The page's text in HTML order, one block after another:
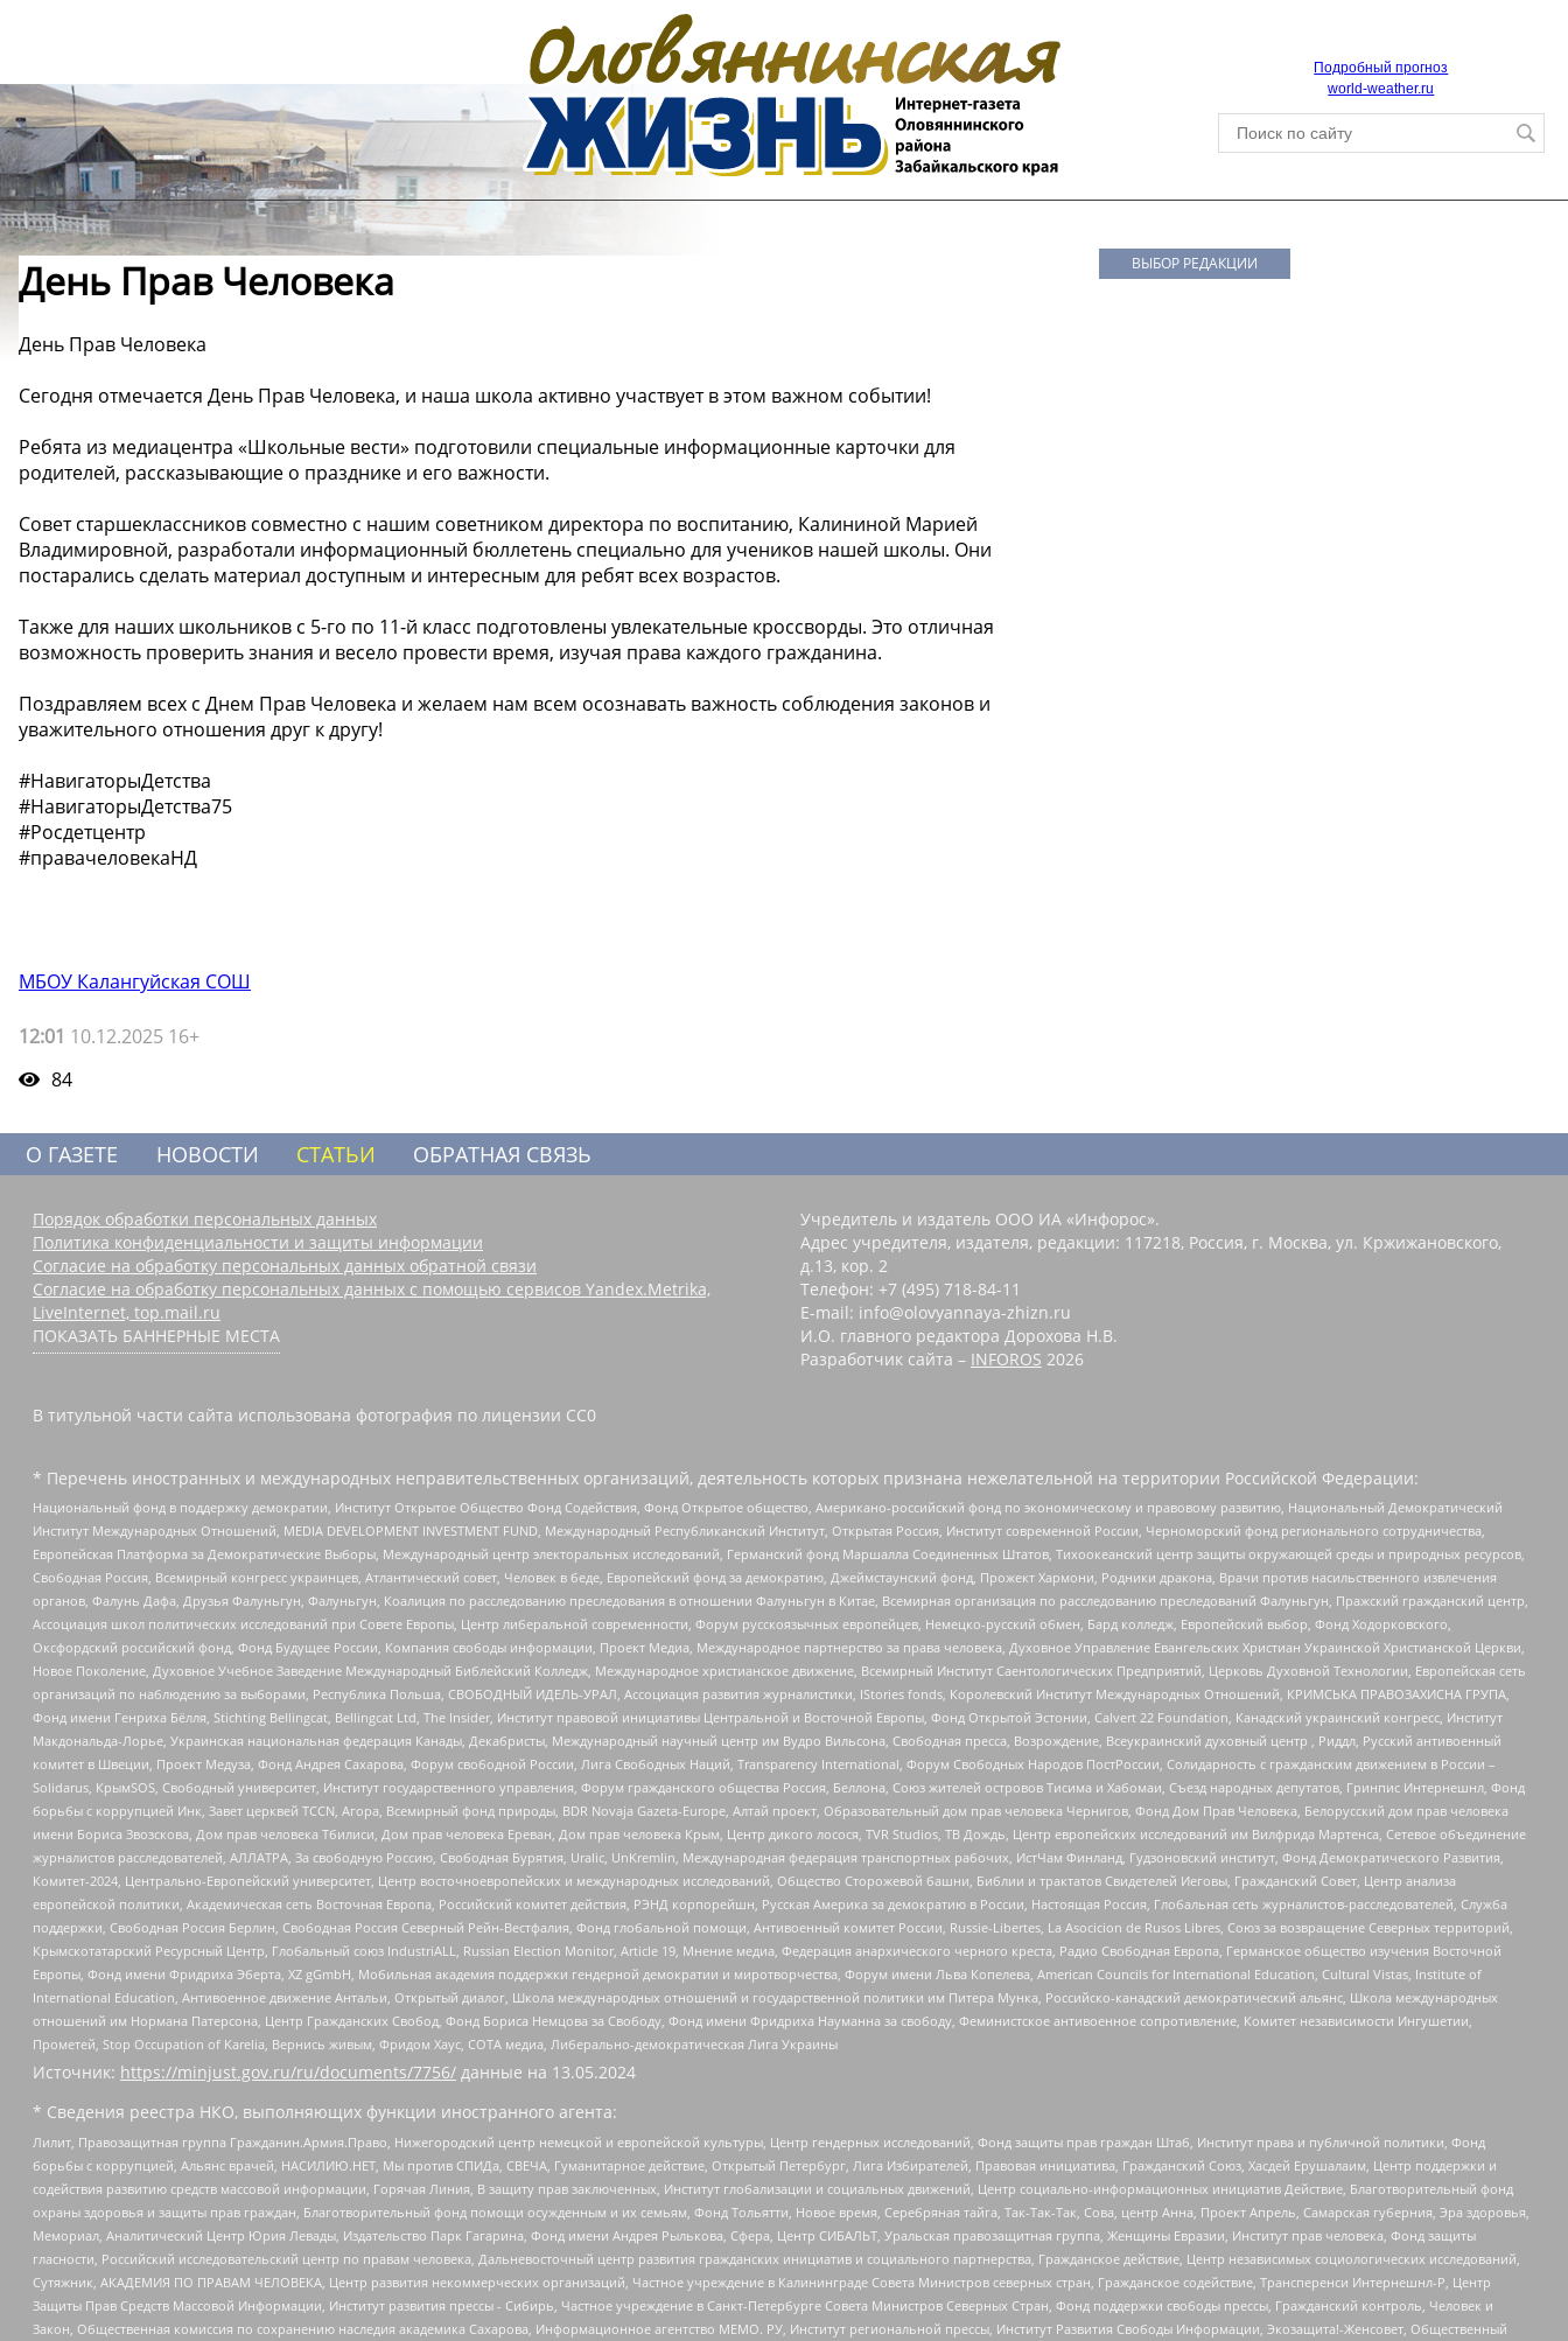
Подробный прогноз
world-weather.ru
День Прав Человека
День Прав Человека
Сегодня отмечается День Прав Человека, и наша школа активно участвует в этом важном событии!
Ребята из медиацентра «Школьные вести» подготовили специальные информационные карточки для
родителей, рассказывающие о празднике и его важности.
Совет старшеклассников совместно с нашим советником директора по воспитанию, Калининой Марией
Владимировной, разработали информационный бюллетень специально для учеников нашей школы. Они
постарались сделать материал доступным и интересным для ребят всех возрастов.
Также для наших школьников с 5-го по 11-й класс подготовлены увлекательные кроссворды. Это отличная
возможность проверить знания и весело провести время, изучая права каждого гражданина.
Поздравляем всех с Днем Прав Человека и желаем нам всем осознавать важность соблюдения законов и
уважительного отношения друг к другу!
#НавигаторыДетства
#НавигаторыДетства75
#Росдетцентр
#правачеловекаНД
МБОУ Калангуйская СОШ
12:01 10.12.2025 16+
84
ВЫБОР РЕДАКЦИИ
О ГАЗЕТЕ НОВОСТИ СТАТЬИ ОБРАТНАЯ СВЯЗЬ
Порядок обработки персональных данных
Политика конфиденциальности и защиты информации
Согласие на обработку персональных данных обратной связи
Согласие на обработку персональных данных с помощью сервисов Yandex.Metrika,
LiveInternet, top.mail.ru
ПОКАЗАТЬ БАННЕРНЫЕ МЕСТА
Учредитель и издатель ООО ИА «Инфорос».
Адрес учредителя, издателя, редакции: 117218, Россия, г. Москва, ул. Кржижановского,
д.13, кор. 2
Телефон: +7 (495) 718-84-11
E-mail: info@olovyannaya-zhizn.ru
И.О. главного редактора Дорохова Н.В.
Разработчик сайта – INFOROS 2026
В титульной части сайта использована фотография по лицензии CC0 ‌
* Перечень иностранных и международных неправительственных организаций, деятельность которых признана нежелательной на территории Российской Федерации:
Национальный фонд в поддержку демократии, Институт Открытое Общество Фонд Содействия, Фонд Открытое общество, Американо-российский фонд по экономическому и правовому развитию, Национальный Демократический
Институт Международных Отношений, MEDIA DEVELOPMENT INVESTMENT FUND, Международный Республиканский Институт, Открытая Россия, Институт современной России, Черноморский фонд регионального сотрудничества,
Европейская Платформа за Демократические Выборы, Международный центр электоральных исследований, Германский фонд Маршалла Соединенных Штатов, Тихоокеанский центр защиты окружающей среды и природных ресурсов,
Свободная Россия, Всемирный конгресс украинцев, Атлантический совет, Человек в беде, Европейский фонд за демократию, Джеймстаунский фонд, Прожект Хармони, Родники дракона, Врачи против насильственного извлечения
органов, Фалунь Дафа, Друзья Фалуньгун, Фалуньгун, Коалиция по расследованию преследования в отношении Фалуньгун в Китае, Всемирная организация по расследованию преследований Фалуньгун, Пражский гражданский центр,
Ассоциация школ политических исследований при Совете Европы, Центр либеральной современности, Форум русскоязычных европейцев, Немецко-русский обмен, Бард колледж, Европейский выбор, Фонд Ходорковского,
Оксфордский российский фонд, Фонд Будущее России, Компания свободы информации, Проект Медиа, Международное партнерство за права человека, Духовное Управление Евангельских Христиан Украинской Христианской Церкви,
Новое Поколение, Духовное Учебное Заведение Международный Библейский Колледж, Международное христианское движение, Всемирный Институт Саентологических Предприятий, Церковь Духовной Технологии, Европейская сеть
организаций по наблюдению за выборами, Республика Польша, СВОБОДНЫЙ ИДЕЛЬ-УРАЛ, Ассоциация развития журналистики, IStories fonds, Королевский Институт Международных Отношений, КРИМСЬКА ПРАВОЗАХИСНА ГРУПА,
Фонд имени Генриха Бёлля, Stichting Bellingcat, Bellingcat Ltd, The Insider, Институт правовой инициативы Центральной и Восточной Европы, Фонд Открытой Эстонии, Calvert 22 Foundation, Канадский украинский конгресс, Институт
Макдональда-Лорье, Украинская национальная федерация Канады, Декабристы, Международный научный центр им Вудро Вильсона, Свободная пресса, Возрождение, Всеукраинский духовный центр , Риддл, Русский антивоенный
комитет в Швеции, Проект Медуза, Фонд Андрея Сахарова, Форум свободной России, Лига Свободных Наций, Transparеncy International, Форум Свободных Народов ПостРоссии, Солидарность с гражданским движением в России –
Solidarus, КрымSOS, Свободный университет, Институт государственного управления, Форум гражданского общества Россия, Беллона, Союз жителей островов Тисима и Хабомаи, Съезд народных депутатов, Гринпис Интернешнл, Фонд
борьбы с коррупцией Инк, Завет церквей TCCN, Агора, Всемирный фонд природы, BDR Novaja Gazeta-Europe, Алтай проект, Образовательный дом прав человека Чернигов, Фонд Дом Прав Человека, Белорусский дом прав человека
имени Бориса Звозскова, Дом прав человека Тбилиси, Дом прав человека Ереван, Дом прав человека Крым, Центр дикого лосося, TVR Studios, ТВ Дождь, Центр европейских исследований им Вилфрида Мартенса, Сетевое объединение
журналистов расследователей, АЛЛАТРА, За свободную Россию, Свободная Бурятия, Uralic, UnKremlin, Международная федерация транспортных рабочих, ИстЧам Финланд, Гудзоновский институт, Фонд Демократического Развития,
Комитет-2024, Центрально-Европейский университет, Центр восточноевропейских и международных исследований, Общество Сторожевой башни, Библии и трактатов Свидетелей Иеговы, Гражданский Совет, Центр анализа
европейской политики, Академическая сеть Восточная Европа, Российский комитет действия, РЭНД корпорейшн, Русская Америка за демократию в России, Настоящая Россия, Глобальная сеть журналистов-расследователей, Служба
поддержки, Свободная Россия Берлин, Свободная Россия Северный Рейн-Вестфалия, Фонд глобальной помощи, Антивоенный комитет России, Russie-Libertes, La Asocicion de Rusos Libres, Союз за возвращение Северных территорий,
Крымскотатарский Ресурсный Центр, Глобальный союз IndustriALL, Russian Election Monitor, Article 19, Мнение медиа, Федерация анархического черного креста, Радио Свободная Европа, Германское общество изучения Восточной
Европы, Фонд имени Фридриха Эберта, XZ gGmbH, Мобильная академия поддержки гендерной демократии и миротворчества, Форум имени Льва Копелева, American Councils for International Education, Cultural Vistas, Institute of
International Education, Антивоенное движение Антальи, Открытый диалог, Школа международных отношений и государственной политики им Питера Мунка, Российско-канадский демократический альянс, Школа международных
отношений им Нормана Патерсона, Центр Гражданских Свобод, Фонд Бориса Немцова за Свободу, Фонд имени Фридриха Науманна за свободу, Феминистское антивоенное сопротивление, Комитет независимости Ингушетии,
Прометей, Stop Occupation of Karelia, Вернись живым, Фридом Хаус, СОТА медиа, Либерально-демократическая Лига Украины
Источник: https://minjust.gov.ru/ru/documents/7756/ данные на 13.05.2024
* Сведения реестра НКО, выполняющих функции иностранного агента:
Лилит, Правозащитная группа Гражданин.Армия.Право, Нижегородский центр немецкой и европейской культуры, Центр гендерных исследований, Фонд защиты прав граждан Штаб, Институт права и публичной политики, Фонд
борьбы с коррупцией, Альянс врачей, НАСИЛИЮ.НЕТ, Мы против СПИДа, СВЕЧА, Гуманитарное действие, Открытый Петербург, Лига Избирателей, Правовая инициатива, Гражданский Союз, Хасдей Ерушалаим, Центр поддержки и
содействия развитию средств массовой информации, Горячая Линия, В защиту прав заключенных, Институт глобализации и социальных движений, Центр социально-информационных инициатив Действие, Благотворительный фонд
охраны здоровья и защиты прав граждан, Благотворительный фонд помощи осужденным и их семьям, Фонд Тольятти, Новое время, Серебряная тайга, Так-Так-Так, Сова, центр Анна, Проект Апрель, Самарская губерния, Эра здоровья,
Мемориал, Аналитический Центр Юрия Левады, Издательство Парк Гагарина, Фонд имени Андрея Рылькова, Сфера, Центр СИБАЛЬТ, Уральская правозащитная группа, Женщины Евразии, Институт прав человека, Фонд защиты
гласности, Российский исследовательский центр по правам человека, Дальневосточный центр развития гражданских инициатив и социального партнерства, Гражданское действие, Центр независимых социологических исследований,
Сутяжник, АКАДЕМИЯ ПО ПРАВАМ ЧЕЛОВЕКА, Центр развития некоммерческих организаций, Частное учреждение в Калининграде Совета Министров северных стран, Гражданское содействие, Трансперенси Интернешнл-Р, Центр
Защиты Прав Средств Массовой Информации, Институт развития прессы - Сибирь, Частное учреждение в Санкт-Петербурге Совета Министров Северных Стран, Фонд поддержки свободы прессы, Гражданский контроль, Человек и
Закон, Общественная комиссия по сохранению наследия академика Сахарова, Информационное агентство МЕМО. РУ, Институт региональной прессы, Институт Развития Свободы Информации, Экозащита!-Женсовет, Общественный